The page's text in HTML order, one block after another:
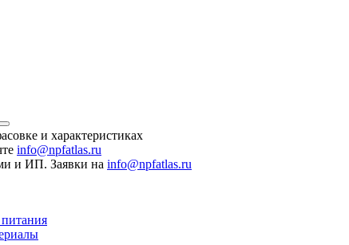
и характеристиках
info@npfatlas.ru
и ИП. Заявки на info@npfatlas.ru